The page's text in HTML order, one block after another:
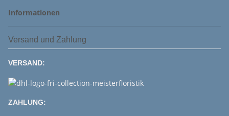
Informationen
Versand und Zahlung
VERSAND:
ZAHLUNG: